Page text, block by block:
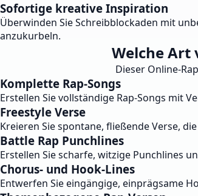
Sofortige kreative Inspiration
Überwinden Sie Schreibblockaden mit
anzukurbeln.
Welche Art
Dieser Online-
Komplette Rap-Songs
Erstellen Sie vollständige Rap-Songs mit
Freestyle Verse
Kreieren Sie spontane, fließende Verse,
Battle Rap Punchlines
Erstellen Sie scharfe, witzige Punchlines
Chorus- und Hook-Lines
Entwerfen Sie eingängige, einprägsame